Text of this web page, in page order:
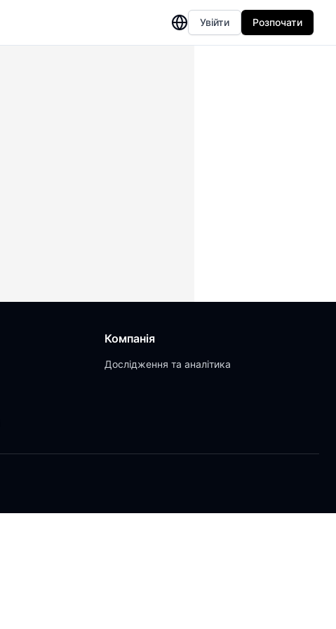
Увійти Розпочати
Компанія
Дослідження та аналітика